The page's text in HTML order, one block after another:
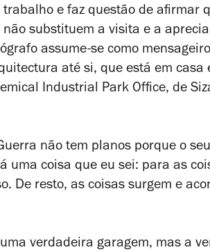
e faz questão de afirmar
substituem a visita e a
assume-se como
até si, que está em casa
Industrial Park Office, de
não tem planos porque o
uma coisa que eu sei: para as
De resto, as coisas surgem e
verdadeira garagem, mas a